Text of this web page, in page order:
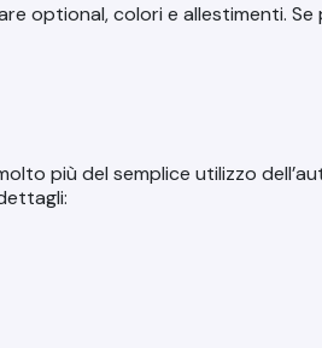
optional, colori e allestimenti. Se
più del semplice utilizzo